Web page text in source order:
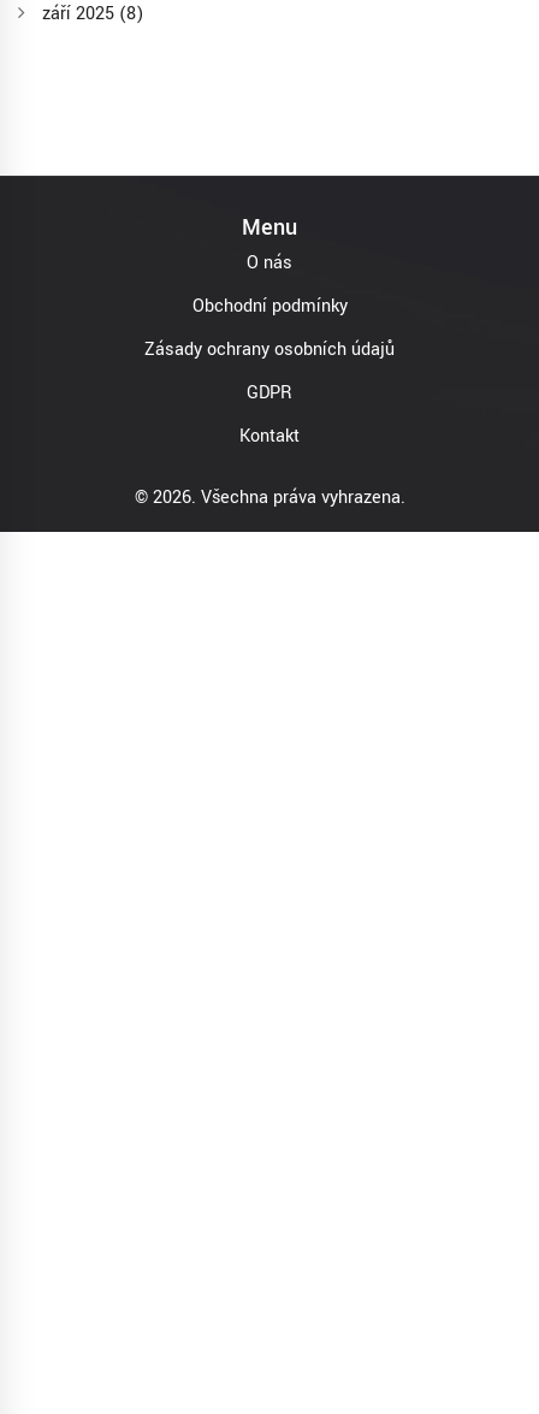
září 2025 (8)
Menu
O nás
Obchodní podmínky
Zásady ochrany osobních údajů
GDPR
Kontakt
© 2026. Všechna práva vyhrazena.